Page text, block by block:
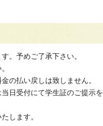
。予めご了承下さい。
の払い戻しは致しません。
日受付にて学生証のご提示を
します。